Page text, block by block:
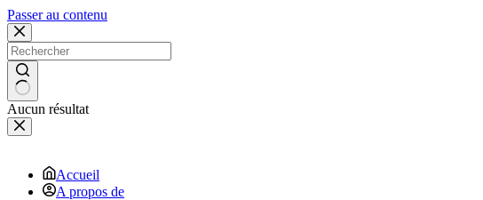
Passer au contenu
Aucun résultat
Accueil
A propos de